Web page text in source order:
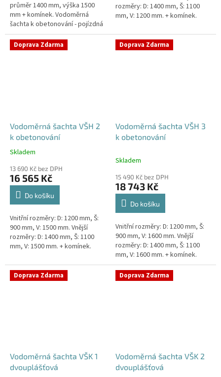
průměr 1400 mm, výška 1500
mm + komínek. Vodoměrná
šachta k obetonování - pojízdná
i pod parkovací stáníStandardní
prostupy šachty DN32 (jiné na...
rozměry: D: 1400 mm, Š: 1100
mm, V: 1200 mm. + komínek.
obetonování - pojízdná i pod...
Doprava Zdarma
Vodoměrná šachta VŠH 2
k obetonování
Průměrné
produktu
je
5,0
hvězdiček.
Skladem
13 690 Kč bez DPH
16 565 Kč
Do košíku
Vnitřní rozměry: D: 1200 mm, Š:
900 mm, V: 1500 mm. Vnější
rozměry: D: 1400 mm, Š: 1100
mm, V: 1500 mm. + komínek.
obetonování - pojízdná i pod...
Doprava Zdarma
Vodoměrná šachta VŠH 3
k obetonování
Skladem
15 490 Kč bez DPH
18 743 Kč
Do košíku
Vnitřní rozměry: D: 1200 mm, Š:
900 mm, V: 1600 mm. Vnější
rozměry: D: 1400 mm, Š: 1100
mm, V: 1600 mm. + komínek.
Vodoměrná šachta k
obetonování - pojízdná i pod...
Doprava Zdarma
Vodoměrná šachta VŠK 1
dvouplášťová
Doprava Zdarma
Vodoměrná šachta VŠK 2
dvouplášťová